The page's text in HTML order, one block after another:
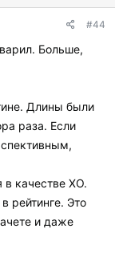
#44
Больше,
Длины были
раза. Если
в качестве ХО.
рейтинге. Это
и даже